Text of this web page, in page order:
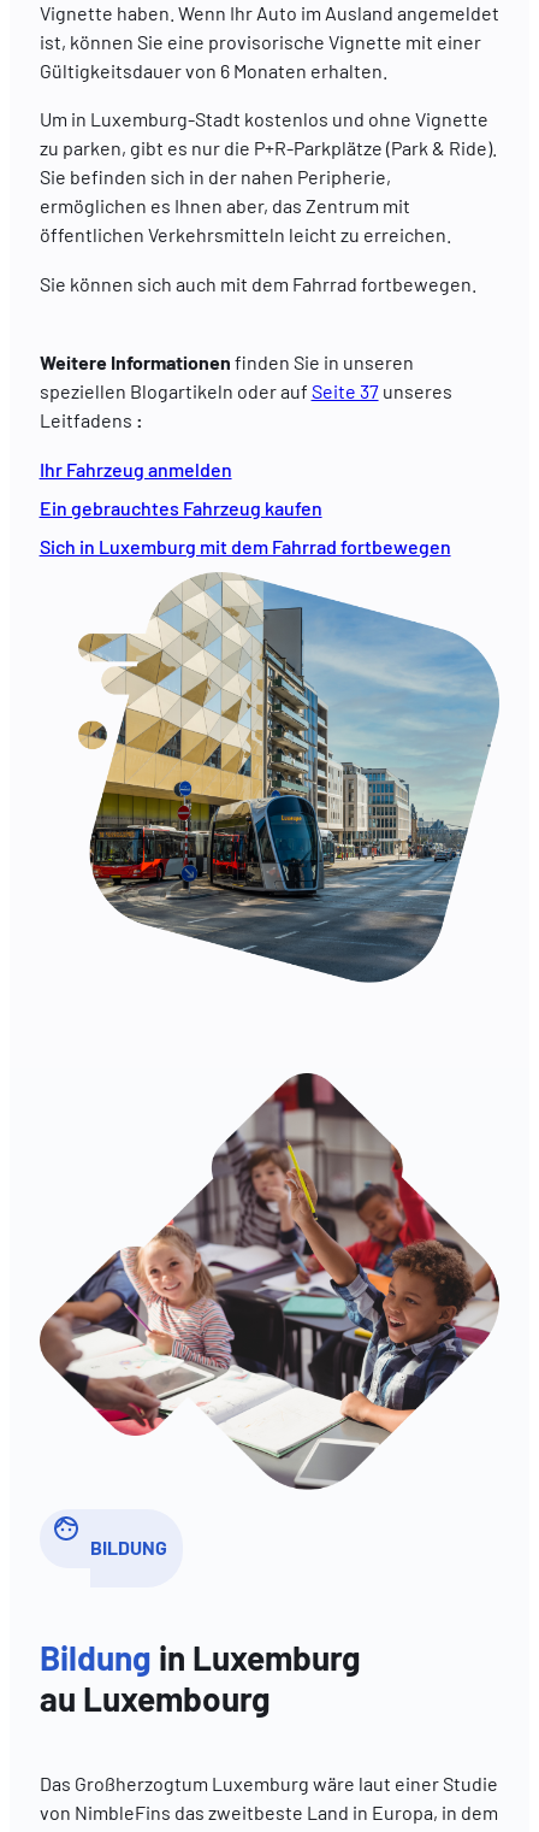
Vignette haben. Wenn Ihr Auto im Ausland angemeldet
ist, können Sie eine provisorische Vignette mit einer
Gültigkeitsdauer von 6 Monaten erhalten.
Um in Luxemburg-Stadt kostenlos und ohne Vignette
zu parken, gibt es nur die P+R-Parkplätze (Park & Ride).
Sie befinden sich in der nahen Peripherie,
ermöglichen es Ihnen aber, das Zentrum mit
öffentlichen Verkehrsmitteln leicht zu erreichen.
Sie können sich auch mit dem Fahrrad fortbewegen.
Weitere Informationen finden Sie in unseren
speziellen Blogartikeln oder auf Seite 37unseres
Leitfadens :
Ihr Fahrzeug anmelden
Ein gebrauchtes Fahrzeug kaufen
Sich in Luxemburg mit dem Fahrrad fortbewegen
BILDUNG
Bildung in Luxemburg
au Luxembourg
Das Großherzogtum Luxemburg wäre laut einer Studie
von NimbleFins das zweitbeste Land in Europa, in dem